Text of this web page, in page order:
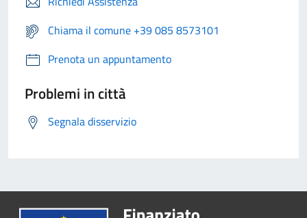
Chiama il comune +39 085 8573101
Prenota un appuntamento
Problemi in città
Segnala disservizio